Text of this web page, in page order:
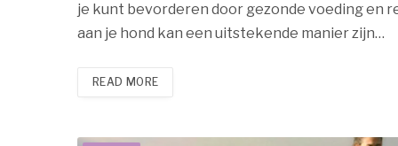
je kunt bevorderen door gezonde voeding en
aan je hond kan een uitstekende manier zijn…
READ MORE